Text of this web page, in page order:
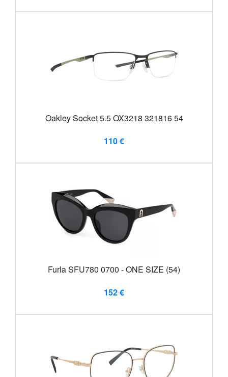
Oakley Socket 5.5 OX3218 321816 54
110 €
Furla SFU780 0700 - ONE SIZE (54)
152 €